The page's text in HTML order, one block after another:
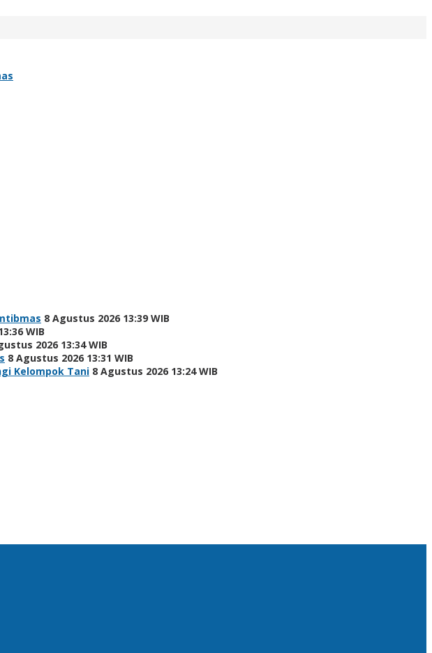
8 Agustus 2026 13:39 WIB
WIB
2026 13:34 WIB
8 Agustus 2026 13:31 WIB
Kelompok Tani 8 Agustus 2026 13:24 WIB